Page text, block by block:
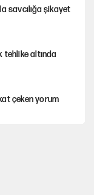
savcılığa şikayet
tehlike altında
çeken yorum